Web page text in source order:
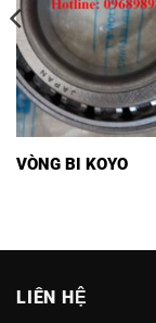
VÒNG BI KOYO
LIÊN HỆ